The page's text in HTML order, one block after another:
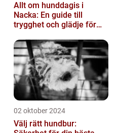
Allt om hunddagis i
Nacka: En guide till
trygghet och glädje för
02 oktober 2024
Välj rätt hundbur: